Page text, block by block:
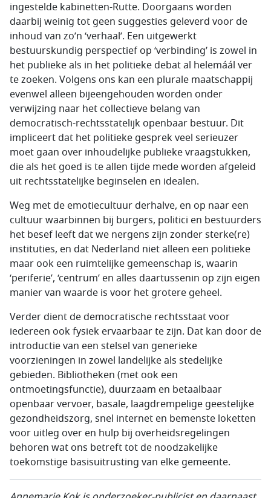
ingestelde kabinetten-Rutte. Doorgaans worden
daarbij weinig tot geen suggesties geleverd voor de
inhoud van zo’n ‘verhaal’. Een uitgewerkt
bestuurskundig perspectief op ‘verbinding’ is zowel in
het publieke als in het politieke debat al helemáál ver
te zoeken. Volgens ons kan een plurale maatschappij
evenwel alleen bijeengehouden worden onder
verwijzing naar het collectieve belang van
democratisch-rechtsstatelijk openbaar bestuur. Dit
impliceert dat het politieke gesprek veel serieuzer
moet gaan over inhoudelijke publieke vraagstukken,
die als het goed is te allen tijde mede worden afgeleid
uit rechtsstatelijke beginselen en idealen.
Weg met de emotiecultuur derhalve, en op naar een
cultuur waarbinnen bij burgers, politici en bestuurders
het besef leeft dat we nergens zijn zonder sterke(re)
instituties, en dat Nederland niet alleen een politieke
maar ook een ruimtelijke gemeenschap is, waarin
‘periferie’, ‘centrum’ en alles daartussenin op zijn eigen
manier van waarde is voor het grotere geheel.
Verder dient de democratische rechtsstaat voor
iedereen ook fysiek ervaarbaar te zijn. Dat kan door de
introductie van een stelsel van generieke
voorzieningen in zowel landelijke als stedelijke
gebieden. Bibliotheken (met ook een
ontmoetingsfunctie), duurzaam en betaalbaar
openbaar vervoer, basale, laagdrempelige geestelijke
gezondheidszorg, snel internet en bemenste loketten
voor uitleg over en hulp bij overheidsregelingen
behoren wat ons betreft tot de noodzakelijke
toekomstige basisuitrusting van elke gemeente.